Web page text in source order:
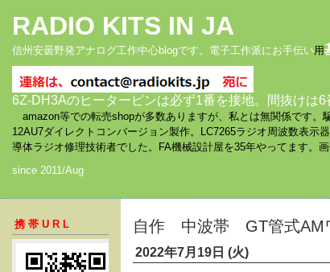
RADIO KITS IN JA
信州安曇野発アナログ工作中心blogです。電子工作派にお手伝い用
6Z-DH3Aのヒーターピンは必ず1番を接地。間抜けは6
amazon等での転売shopが多数ありますが、私とは無関係です。
12AU7ダイレクトコンバージョン製作。LC7265ラジオ周波数表示
導体ラジオ修理技術者でした。FA機械設計屋を35年やってます。
since 2011/Aug
携帯URL 自作 中波帯 GT管式AM
2022年7月19日 (火)